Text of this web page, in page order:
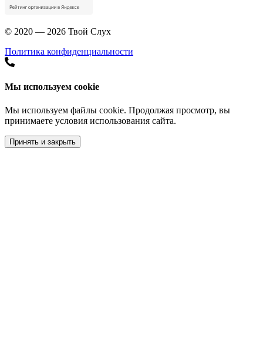
© 2020 — 2026 Твой Слух
Политика конфиденциальности
Мы используем cookie
Мы используем файлы cookie. Продолжая просмотр, вы
принимаете условия использования сайта.
Принять и закрыть